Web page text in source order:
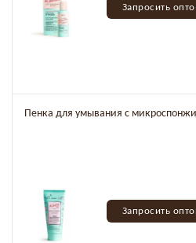
Запросить
Пенка для умывания с
Запросить